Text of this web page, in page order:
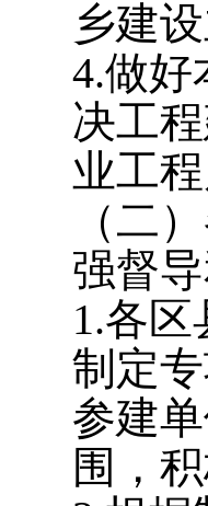
乡建
4.做好
决工
业工
（二
强督
1.各区
制定
参建
围，